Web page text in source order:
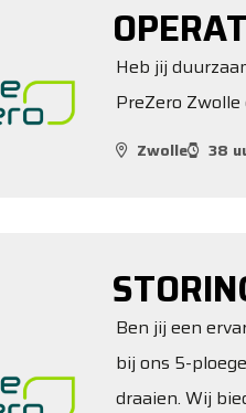
Heb jij
PreZero
Zwolle 38
Ben jij een
bij ons 5-
draaien. Wij